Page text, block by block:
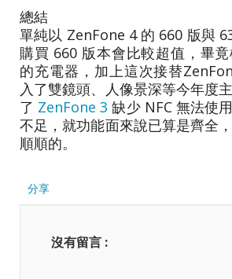
總結
單純以 ZenFone 4 的 660 版與
購買 660 版本會比較超值，畢
的充電器，加上這次接替
入了雙鏡頭、人像景深等今年度
了 ZenFone 3 缺少 NFC 無法使
不足，就功能面來說已算是齊全
順順的。
分享
沒有留言 :